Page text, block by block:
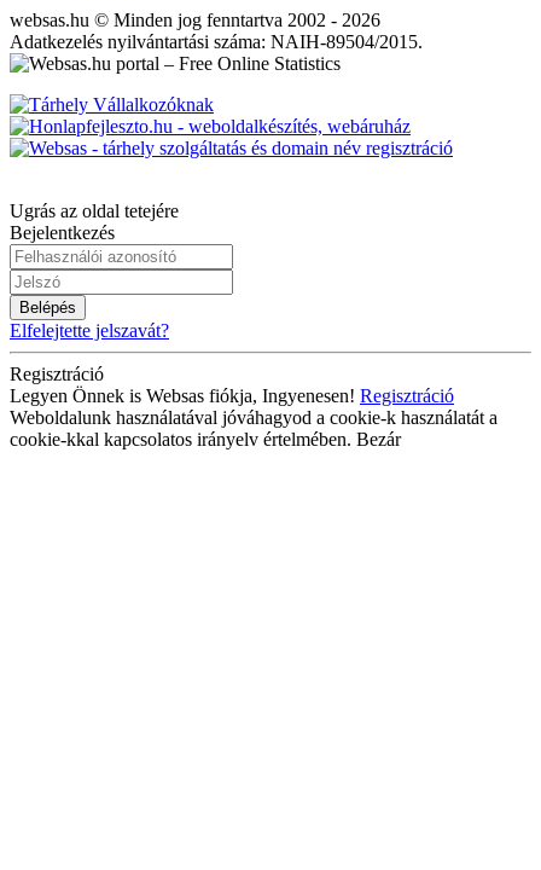
websas.hu © Minden jog fenntartva 2002 - 2026
Adatkezelés nyilvántartási száma: NAIH-89504/2015.
Ugrás az oldal tetejére
Bejelentkezés
Belépés
Elfelejtette jelszavát?
Regisztráció
Legyen Önnek is Websas fiókja, Ingyenesen! Regisztráció
Weboldalunk használatával jóváhagyod a cookie-k használatát a
cookie-kkal kapcsolatos irányelv értelmében. Bezár